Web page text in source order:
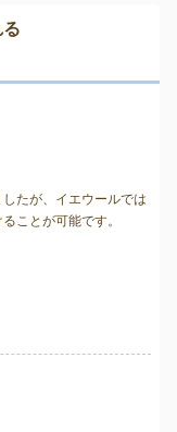
たが、イエウールでは
ことが可能です。